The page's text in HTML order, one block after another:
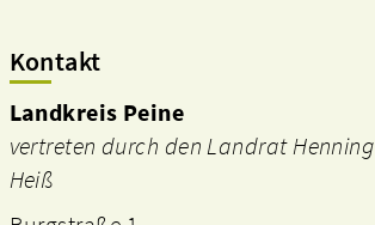
Kontakt
Landkreis Peine
vertreten durch den Landrat Henning
Heiß